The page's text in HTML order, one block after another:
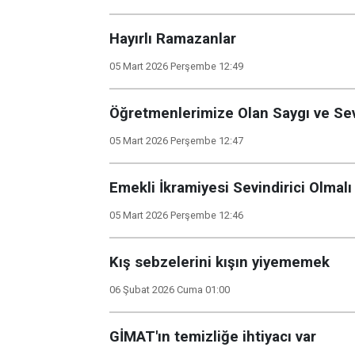
Hayırlı Ramazanlar
05 Mart 2026 Perşembe 12:49
Öğretmenlerimize Olan Saygı ve
05 Mart 2026 Perşembe 12:47
Emekli İkramiyesi Sevindirici Olmalı
05 Mart 2026 Perşembe 12:46
Kış sebzelerini kışın yiyememek
06 Şubat 2026 Cuma 01:00
GİMAT'ın temizliğe ihtiyacı var